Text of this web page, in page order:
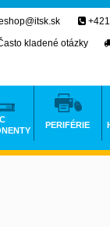
kladené otázky
PERIFÉRIE